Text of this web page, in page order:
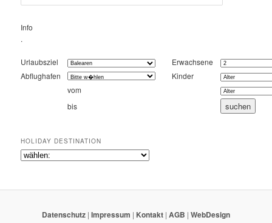
Info
.
Urlaubsziel
Erwachsene
Abflughafen
Kinder
vom
bis
HOLIDAY DESTINATION
Datenschutz | Impressum | Kontakt | AGB | WebDesign